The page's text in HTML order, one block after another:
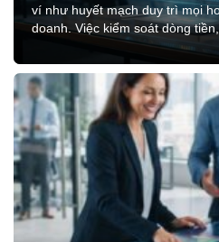
ví như huyết mạch duy trì mọi
doanh. Việc kiểm soát dòng